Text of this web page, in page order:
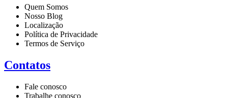
Quem Somos
Nosso Blog
Localização
Política de Privacidade
Termos de Serviço
Contatos
Fale conosco
Trabalhe conosco